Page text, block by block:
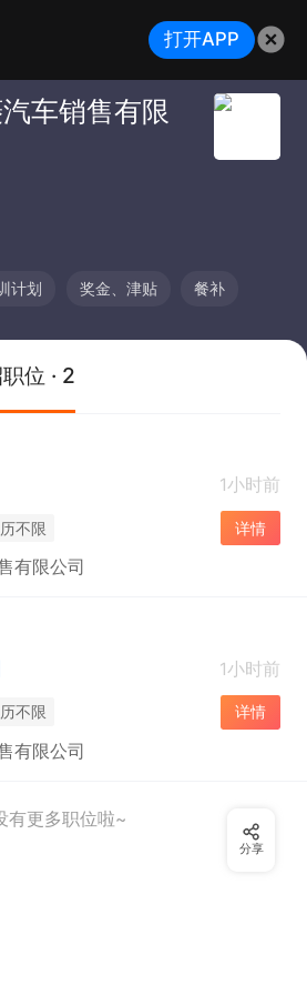
车销售有限
计划 奖金、津贴 餐补
位 · 2
1小时前
不限 详情
有限公司
1小时前
不限 详情
有限公司
有更多职位啦~
分享
打开APP